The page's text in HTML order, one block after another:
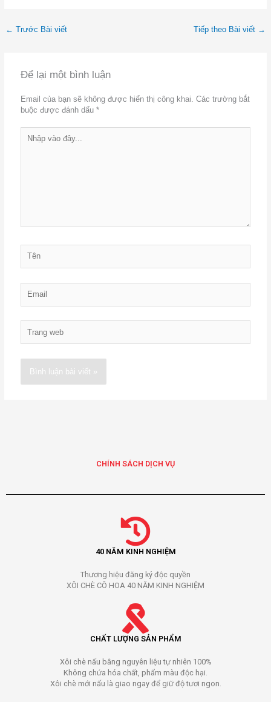
← Trước Bài viết Tiếp theo Bài viết →
Để lại một bình luận
Email của bạn sẽ không được hiển thị công khai.
Các trường bắt
buộc được đánh dấu*
vào
web
CHÍNH SÁCH DỊCH VỤ
40 NĂM KINH NGHIỆM
Thương hiệu đăng ký độc quyền
XÔI CHÈ CÔ HOA 40 NĂM KINH NGHIỆM
CHẤT LƯỢNG SẢN PHẨM
Xôi chè nấu bằng nguyên liệu tự nhiên 100%
Không chứa hóa chất, phẩm màu độc hại.
Xôi chè mới nấu là giao ngay để giữ độ tươi ngon.